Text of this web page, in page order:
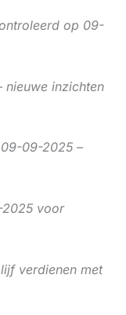
op 09-
inzichten
09-2025 –
voor
verdienen met